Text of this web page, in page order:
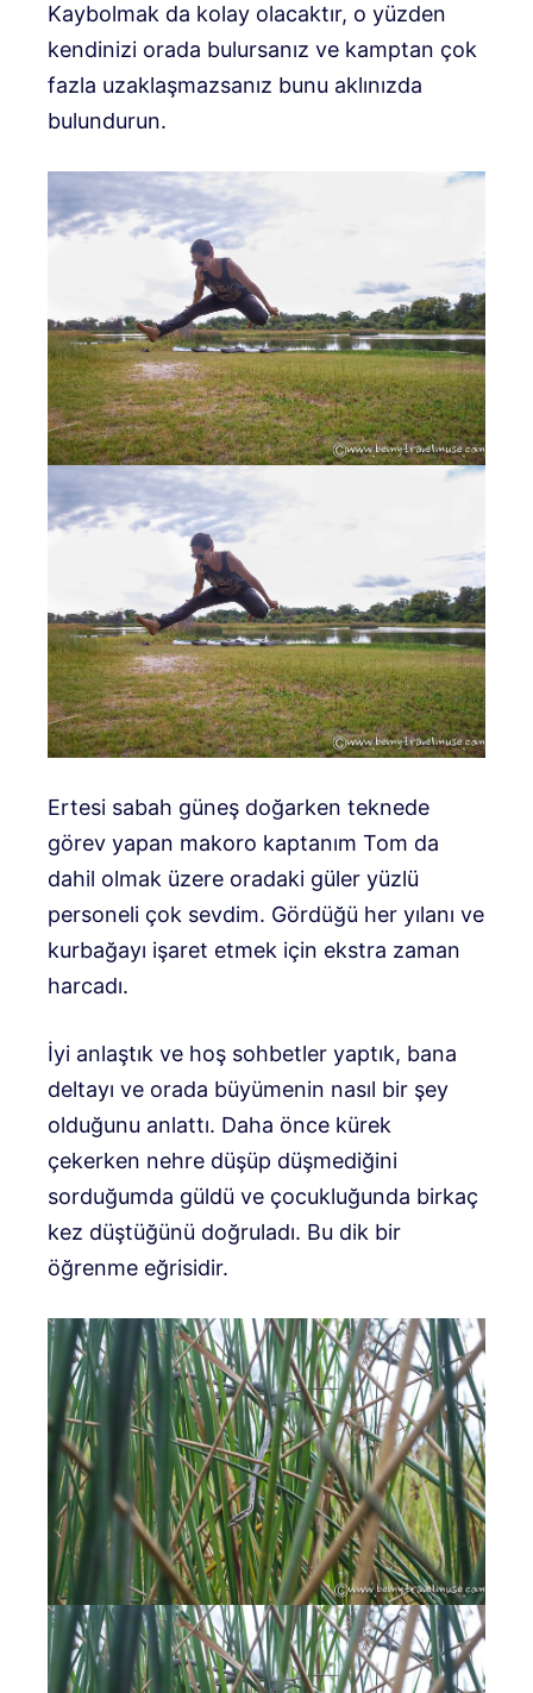
Kaybolmak da kolay olacaktır, o yüzden
kendinizi orada bulursanız ve kamptan çok
fazla uzaklaşmazsanız bunu aklınızda
bulundurun.
Ertesi sabah güneş doğarken teknede
görev yapan makoro kaptanım Tom da
dahil olmak üzere oradaki güler yüzlü
personeli çok sevdim. Gördüğü her yılanı ve
kurbağayı işaret etmek için ekstra zaman
harcadı.
İyi anlaştık ve hoş sohbetler yaptık, bana
deltayı ve orada büyümenin nasıl bir şey
olduğunu anlattı. Daha önce kürek
çekerken nehre düşüp düşmediğini
sorduğumda güldü ve çocukluğunda birkaç
kez düştüğünü doğruladı. Bu dik bir
öğrenme eğrisidir.